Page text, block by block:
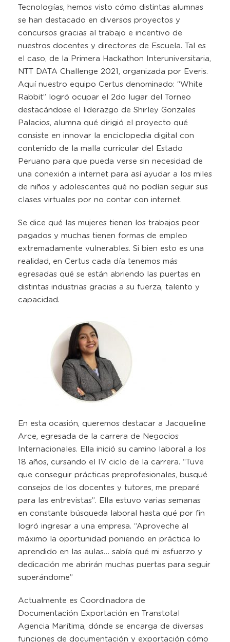
Tecnologías, hemos visto cómo distintas alumnas
se han destacado en diversos proyectos y
concursos gracias al trabajo e incentivo de
nuestros docentes y directores de Escuela. Tal es
el caso, de la Primera Hackathon Interuniversitaria,
NTT DATA Challenge 2021, organizada por Everis.
Aquí nuestro equipo Certus denominado: “White
Rabbit” logró ocupar el 2do lugar del Torneo
destacándose el liderazgo de Shirley Gonzales
Palacios, alumna qué dirigió el proyecto qué
consiste en innovar la enciclopedia digital con
contenido de la malla curricular del Estado
Peruano para que pueda verse sin necesidad de
una conexión a internet para así ayudar a los miles
de niños y adolescentes qué no podían seguir sus
clases virtuales por no contar con internet.
Se dice qué las mujeres tienen los trabajos peor
pagados y muchas tienen formas de empleo
extremadamente vulnerables. Si bien esto es una
realidad, en Certus cada día tenemos más
egresadas qué se están abriendo las puertas en
distintas industrias gracias a su fuerza, talento y
capacidad.
En esta ocasión, queremos destacar a Jacqueline
Arce, egresada de la carrera de Negocios
Internacionales. Ella inició su camino laboral a los
18 años, cursando el IV ciclo de la carrera. “Tuve
que conseguir prácticas preprofesionales, busqué
consejos de los docentes y tutores, me preparé
para las entrevistas”. Ella estuvo varias semanas
en constante búsqueda laboral hasta qué por fin
logró ingresar a una empresa. “Aproveche al
máximo la oportunidad poniendo en práctica lo
aprendido en las aulas… sabía qué mi esfuerzo y
dedicación me abrirán muchas puertas para seguir
superándome”
Actualmente es Coordinadora de
Documentación Exportación en Transtotal
Agencia Marítima, dónde se encarga de diversas
funciones de documentación y exportación cómo